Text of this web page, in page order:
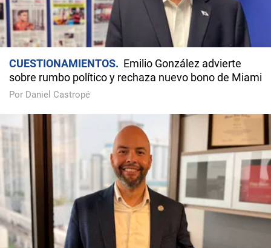
CUESTIONAMIENTOS
Emilio González advierte
sobre rumbo político y rechaza nuevo bono de Miami
Por Daniel Castropé